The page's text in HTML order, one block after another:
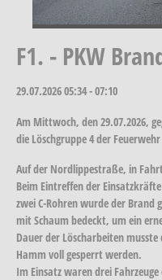
F1. - PKW
29.07.202605:34 - 07:10
Am Mittwoch, den 29.07.2026,
die Löschgruppe 4 der
Auf der Nordlippestraße, in
Beim Eintreffen der
zwei C-Rohren wurde der Brand
mit Schaum bedeckt, um ein
Dauer der Löscharbeiten
Hamm voll gesperrt werden.
Im Einsatz waren drei